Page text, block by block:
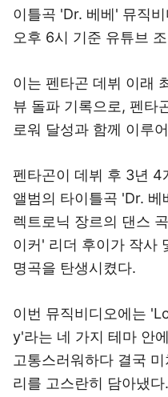
이틀곡 'Dr. 베베' 뮤직
오후 6시 기준 유튜브
이는 펜타곤 데뷔 이래
뷰 돌파 기록으로, 펜타
로워 달성과 함께 이루
펜타곤이 데뷔 후 3년 4
앨범의 타이틀곡 'Dr.
렉트로닉 장르의 댄스
이커' 리더 후이가 작사
명곡을 탄생시켰다.
이번 뮤직비디오에는
y'라는 네 가지 테마 안
고통스러워하다 결국
리를 고스란히 담아냈